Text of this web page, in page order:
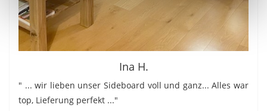
Ina H.
" ... wir lieben unser Sideboard voll und ganz... Alles war
top, Lieferung perfekt ..."